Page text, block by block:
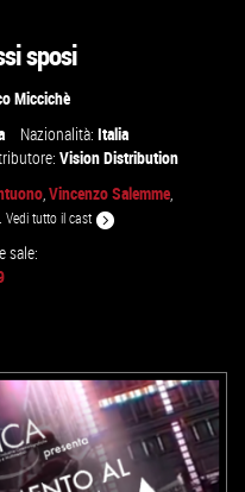
sposi
Miccichè
Nazionalità:Italia
Vision Distribution
,Vincenzo Salemme,
Vedi tutto il cast
sale: